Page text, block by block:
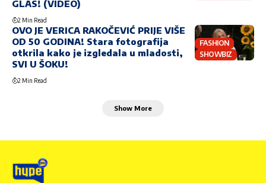
GLAS! (VIDEO)
2 Min Read
FASHION
SHOWBIZ
OVO JE VERICA RAKOČEVIĆ PRIJE VIŠE
OD 50 GODINA! Stara fotografija
otkrila kako je izgledala u mladosti,
SVI U ŠOKU!
2 Min Read
Show More